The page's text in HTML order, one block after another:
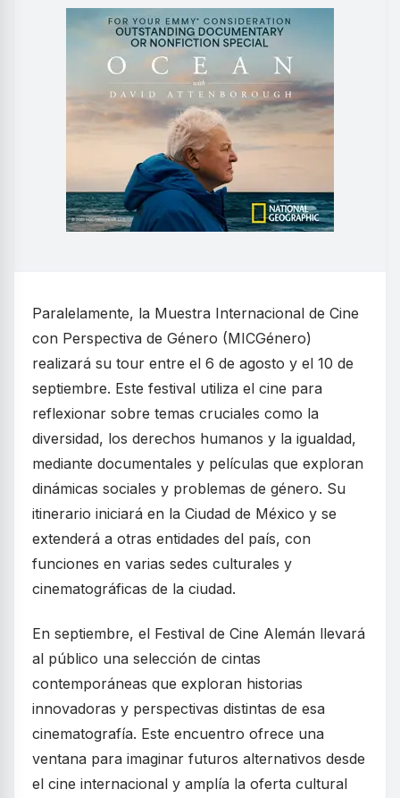
Paralelamente, la Muestra Internacional de Cine
con Perspectiva de Género (MICGénero)
realizará su tour entre el 6 de agosto y el 10 de
septiembre. Este festival utiliza el cine para
reflexionar sobre temas cruciales como la
diversidad, los derechos humanos y la igualdad,
mediante documentales y películas que exploran
dinámicas sociales y problemas de género. Su
itinerario iniciará en la Ciudad de México y se
extenderá a otras entidades del país, con
funciones en varias sedes culturales y
cinematográficas de la ciudad.
En septiembre, el Festival de Cine Alemán llevará
al público una selección de cintas
contemporáneas que exploran historias
innovadoras y perspectivas distintas de esa
cinematografía. Este encuentro ofrece una
ventana para imaginar futuros alternativos desde
el cine internacional y amplía la oferta cultural